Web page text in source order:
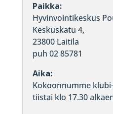
Paikka:
Hyvinvointikeskus
Keskuskatu 4,
23800 Laitila
puh 02 85781
Aika:
Kokoonnumme
tiistai klo 17.30